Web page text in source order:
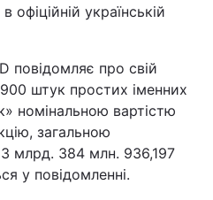
офіційній українській
повідомляє про свій
штук простих іменних
номінальною вартістю
загальною
млрд. 384 млн. 936,197
у повідомленні.